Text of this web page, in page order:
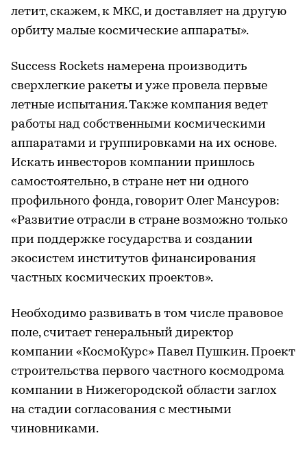
летит, скажем, к МКС, и доставляет на другую
орбиту малые космические аппараты».
Success Rockets намерена производить
сверхлегкие ракеты и уже провела первые
летные испытания. Также компания ведет
работы над собственными космическими
аппаратами и группировками на их основе.
Искать инвесторов компании пришлось
самостоятельно, в стране нет ни одного
профильного фонда, говорит Олег Мансуров:
«Развитие отрасли в стране возможно только
при поддержке государства и создании
экосистем институтов финансирования
частных космических проектов».
Необходимо развивать в том числе правовое
поле, считает генеральный директор
компании «КосмоКурс» Павел Пушкин. Проект
строительства первого частного космодрома
компании в Нижегородской области заглох
на стадии согласования с местными
чиновниками.